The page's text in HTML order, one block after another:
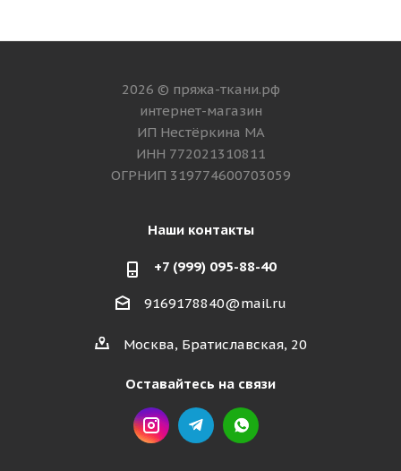
2026 © пряжа-ткани.рф
интернет-магазин
ИП Нестёркина МА
ИНН 772021310811
ОГРНИП 319774600703059
Наши контакты
+7 (999) 095-88-40
9169178840@mail.ru
Москва, Братиславская, 20
Оставайтесь на связи